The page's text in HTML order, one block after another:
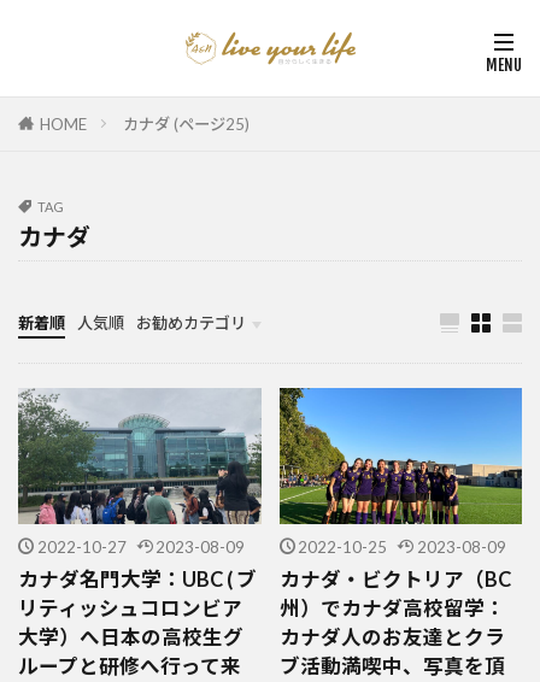
HOME カナダ (ページ25)
TAG
カナダ
新着順 人気順 お勧めカテゴリ
カナダ中学・高校留学
カナダ親子留学・教育移住
体験談（カナダ高校留学・親子移住）
カナダ留学カウンセリング内容実例集
2022-10-27 2023-08-09
カナダ名門大学：UBC ( ブ
リティッシュコロンビア
大学）へ日本の高校生グ
ループと研修へ行って来
2022-10-25 2023-08-09
カナダ・ビクトリア（BC
州）でカナダ高校留学：
カナダ人のお友達とクラ
ブ活動満喫中、写真を頂